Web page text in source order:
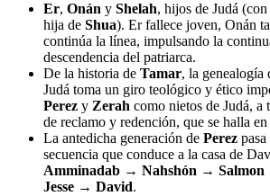
Er, Onán y Shelah, hijos de Judá
hija de Shua). Er fallece joven, Onán
continúa la línea, impulsando la
descendencia del patriarca.
De la historia de Tamar, la genealogía
Judá toma un giro teológico y ético
Perez y Zerah como nietos de Judá, a
de reclamo y redención, que se halla
La antedicha generación de Perez
secuencia que conduce a la casa de
Amminadab → Nahshón → Salmon
Jesse → David.